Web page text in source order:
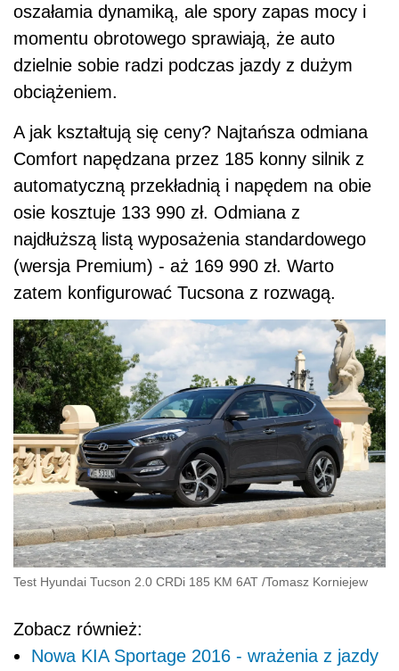
oszałamia dynamiką, ale spory zapas mocy i
momentu obrotowego sprawiają, że auto
dzielnie sobie radzi podczas jazdy z dużym
obciążeniem.
A jak kształtują się ceny? Najtańsza odmiana
Comfort napędzana przez 185 konny silnik z
automatyczną przekładnią i napędem na obie
osie kosztuje 133 990 zł. Odmiana z
najdłuższą listą wyposażenia standardowego
(wersja Premium) - aż 169 990 zł. Warto
zatem konfigurować Tucsona z rozwagą.
Test Hyundai Tucson 2.0 CRDi 185 KM 6AT /Tomasz Korniejew
Zobacz również:
Nowa KIA Sportage 2016 - wrażenia z jazdy